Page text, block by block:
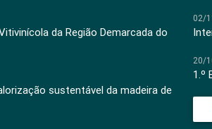
da Região Demarcada do
sustentável da madeira de
02/
20/
1.º